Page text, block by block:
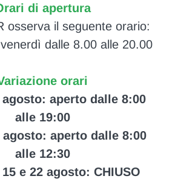
di apertura
osserva il seguente orario:
dalle 8.00 alle 20.00
orari
agosto: aperto dalle 8:00
alle 19:00
agosto: aperto dalle 8:00
alle 12:30
e 22 agosto: CHIUSO